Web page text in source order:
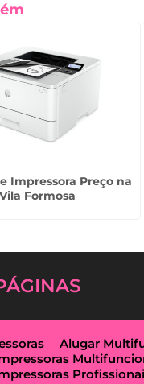
Impressora Preço na
Vila Formosa
Alugar